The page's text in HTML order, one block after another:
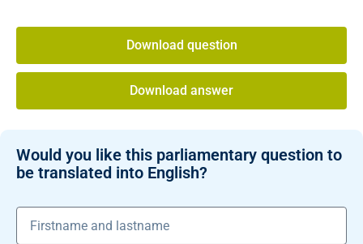
Download question
Download answer
Would you like this parliamentary question to
be translated into English?